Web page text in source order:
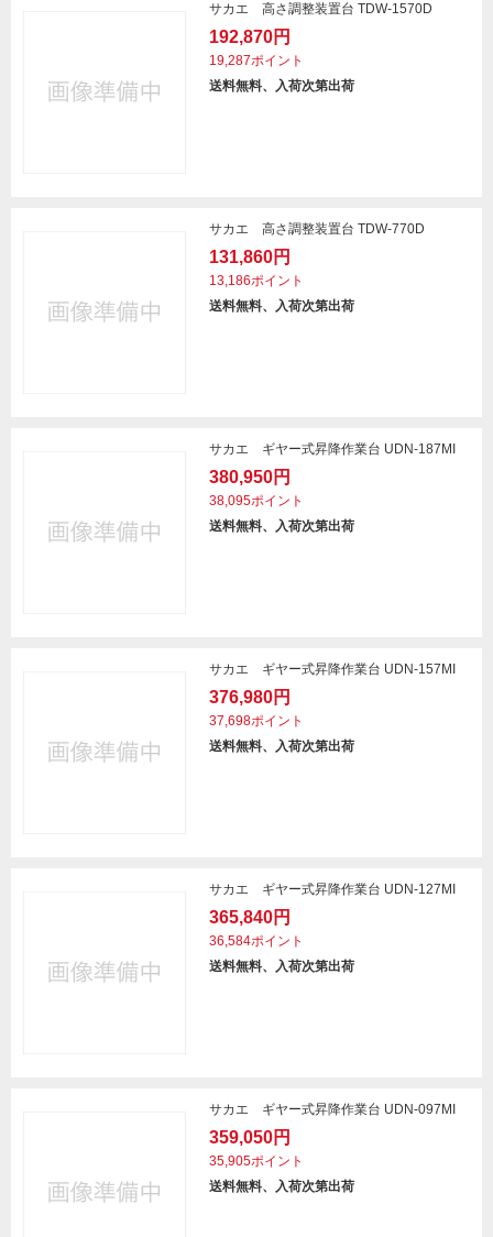
サカエ 高さ調整装置台 TDW-1570D
192,870円
19,287ポイント
送料無料、入荷次第出荷
サカエ 高さ調整装置台 TDW-770D
131,860円
13,186ポイント
送料無料、入荷次第出荷
サカエ ギヤー式昇降作業台 UDN-187MI
380,950円
38,095ポイント
送料無料、入荷次第出荷
サカエ ギヤー式昇降作業台 UDN-157MI
376,980円
37,698ポイント
送料無料、入荷次第出荷
サカエ ギヤー式昇降作業台 UDN-127MI
365,840円
36,584ポイント
送料無料、入荷次第出荷
サカエ ギヤー式昇降作業台 UDN-097MI
359,050円
35,905ポイント
送料無料、入荷次第出荷